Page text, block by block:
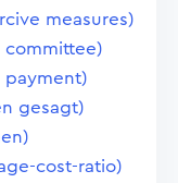
measures)
committee)
payment)
gesagt)
cost-ratio)